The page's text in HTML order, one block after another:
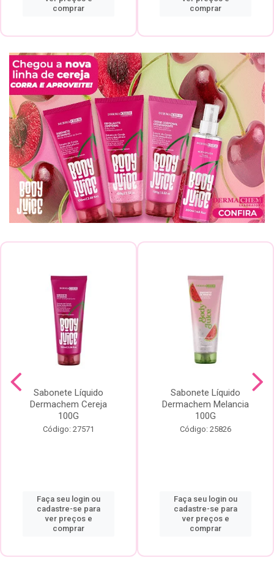
comprar
comprar
Sabonete Líquido
Dermachem Cereja
100G
Código: 27571
Faça seu login ou
cadastre-se para
ver preços e
comprar
Sabonete Líquido
Dermachem Melancia
100G
Código: 25826
Faça seu login ou
cadastre-se para
ver preços e
comprar